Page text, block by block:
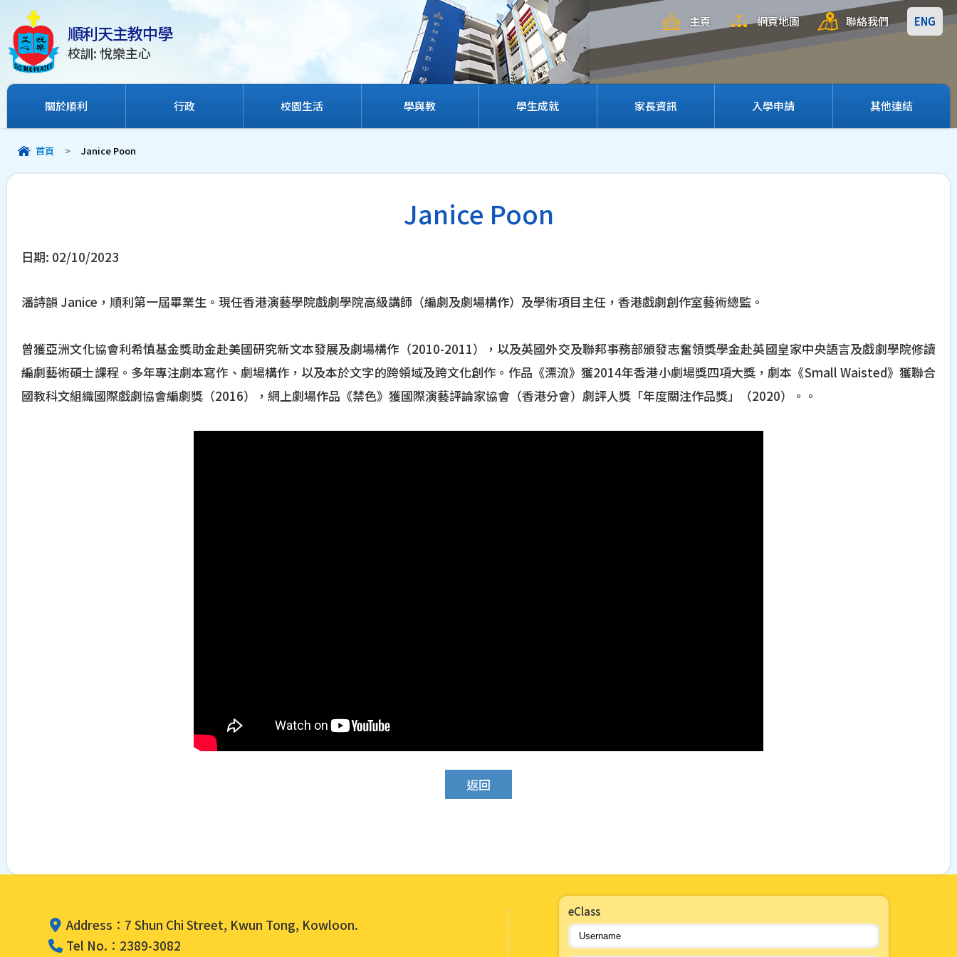
順利天主教中學
校訓: 悅樂主心
主頁 網頁地圖 聯絡我們 ENG
關於順利 行政 校園生活 學與教 學生成就 家長資訊 入學申請 其他連結
首頁 > Janice Poon
Janice Poon
日期: 02/10/2023
潘詩韻 Janice，順利第一屆畢業生。現任香港演藝學院戲劇學院高級講師（編劇及劇場構作）及學術項目主任，香港戲劇創作室藝術總監。
曾獲亞洲文化協會利希慎基金獎助金赴美國研究新文本發展及劇場構作（2010-2011），以及英國外交及聯邦事務部頒發志奮領獎學金赴英國皇家中央語言及戲劇學院修讀
編劇藝術碩士課程。多年專注劇本寫作、劇場構作，以及本於文字的跨領域及跨文化創作。作品《漂流》獲2014年香港小劇場獎四項大獎，劇本《Small Waisted》獲聯合
國教科文組織國際戲劇協會編劇獎（2016），網上劇場作品《禁色》獲國際演藝評論家協會（香港分會）劇評人獎「年度關注作品獎」（2020）。。
返回
Address：7 Shun Chi Street, Kwun Tong, Kowloon.
Tel No.：2389-3082
eClass